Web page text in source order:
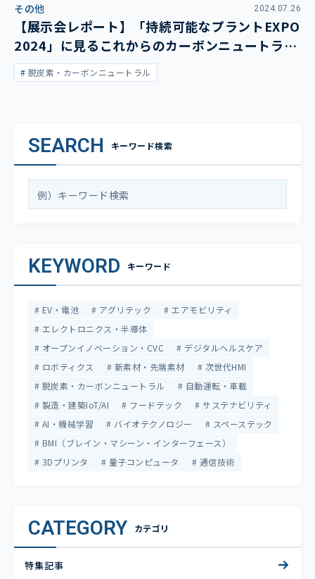
その他 2024.07.26
【展示会レポート】「持続可能なプラントEXPO
2024」に見るこれからのカーボンニュートラル
で考えたいこと
脱炭素・カーボンニュートラル
SEARCH キーワード検索
KEYWORD キーワード
EV・電池 アグリテック
エアモビリティ
エレクトロニクス・半導体
オープンイノベーション・CVC
デジタルヘルスケア
ロボティクス
新素材・先端素材
次世代HMI
脱炭素・カーボンニュートラル
自動運転・車載
製造・建築IoT/AI
フードテック
サステナビリティ
AI・機械学習
バイオテクノロジー
スペーステック
BMI（ブレイン・マシーン・インターフェース）
3Dプリンタ
量子コンピュータ 通信技術
CATEGORY カテゴリ
特集記事